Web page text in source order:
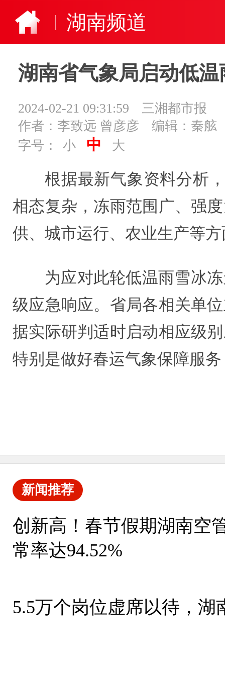
湖南频道
湖南省气象局启动低
2024-02-21 09:31:59
三湘都市报
作者：李致远 曾彦彦
编辑：秦舷
字号：
小 中 大
根据最新气象资料分析
相态复杂，冻雨范围广、强
供、城市运行、农业生产等
为应对此轮低温雨雪冰
级应急响应。省局各相关单
据实际研判适时启动相应级
特别是做好春运气象保障服
新闻推荐
创新高！春节假期湖南空
常率达94.52%
5.5万个岗位虚席以待，湖